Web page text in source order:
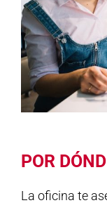
POR
La oficina te